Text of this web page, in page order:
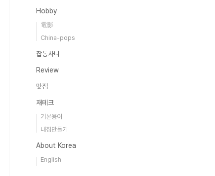
Hobby
電影
China-pops
잡동사니
Review
맛집
재테크
기본용어
내집만들기
About Korea
English